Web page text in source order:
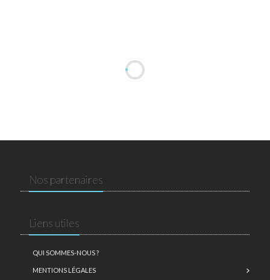
Nos partenaires
Liens utiles
QUI SOMMES-NOUS ?
MENTIONS LÉGALES